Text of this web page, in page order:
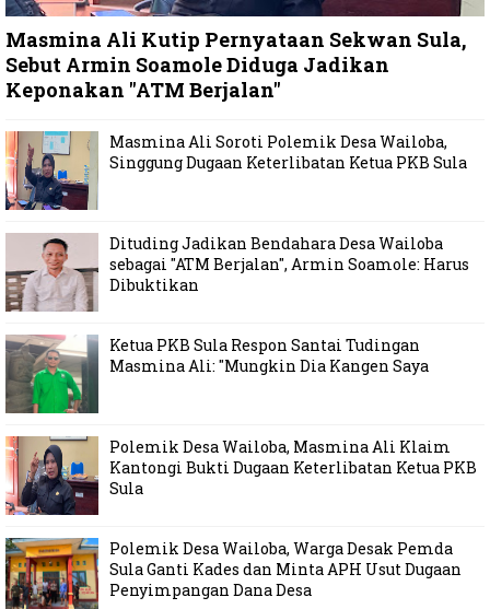
Masmina Ali Kutip Pernyataan Sekwan Sula,
Sebut Armin Soamole Diduga Jadikan
Keponakan "ATM Berjalan"
Masmina Ali Soroti Polemik Desa Wailoba,
Singgung Dugaan Keterlibatan Ketua PKB Sula
Dituding Jadikan Bendahara Desa Wailoba
sebagai "ATM Berjalan", Armin Soamole: Harus
Dibuktikan
Ketua PKB Sula Respon Santai Tudingan
Masmina Ali: "Mungkin Dia Kangen Saya
Polemik Desa Wailoba, Masmina Ali Klaim
Kantongi Bukti Dugaan Keterlibatan Ketua PKB
Sula
Polemik Desa Wailoba, Warga Desak Pemda
Sula Ganti Kades dan Minta APH Usut Dugaan
Penyimpangan Dana Desa